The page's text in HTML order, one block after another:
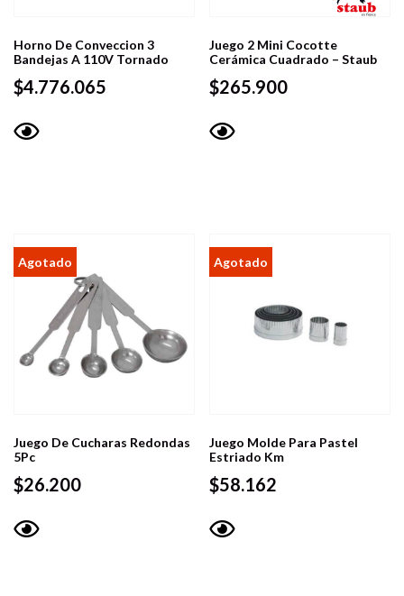
Horno De Conveccion 3
Bandejas A 110V Tornado
$4.776.065
Juego 2 Mini Cocotte
Cerámica Cuadrado – Staub
$265.900
Juego De Cucharas Redondas
5Pc
$26.200
Juego Molde Para Pastel
Estriado Km
$58.162